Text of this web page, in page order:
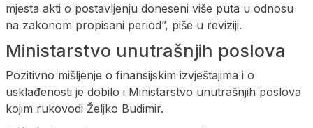
mjesta akti o postavljenju doneseni više puta u odnosu
na zakonom propisani period”, piše u reviziji.
Ministarstvo unutrašnjih poslova
Pozitivno mišljenje o finansijskim izvještajima i o
usklađenosti je dobilo i Ministarstvo unutrašnjih poslova
kojim rukovodi Željko Budimir.